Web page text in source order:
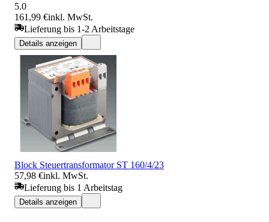
5.0
161,99 €inkl. MwSt.
Lieferung bis 1-2 Arbeitstage
Details anzeigen
Block Steuertransformator ST 160/4/23
57,98 €inkl. MwSt.
Lieferung bis 1 Arbeitstag
Details anzeigen